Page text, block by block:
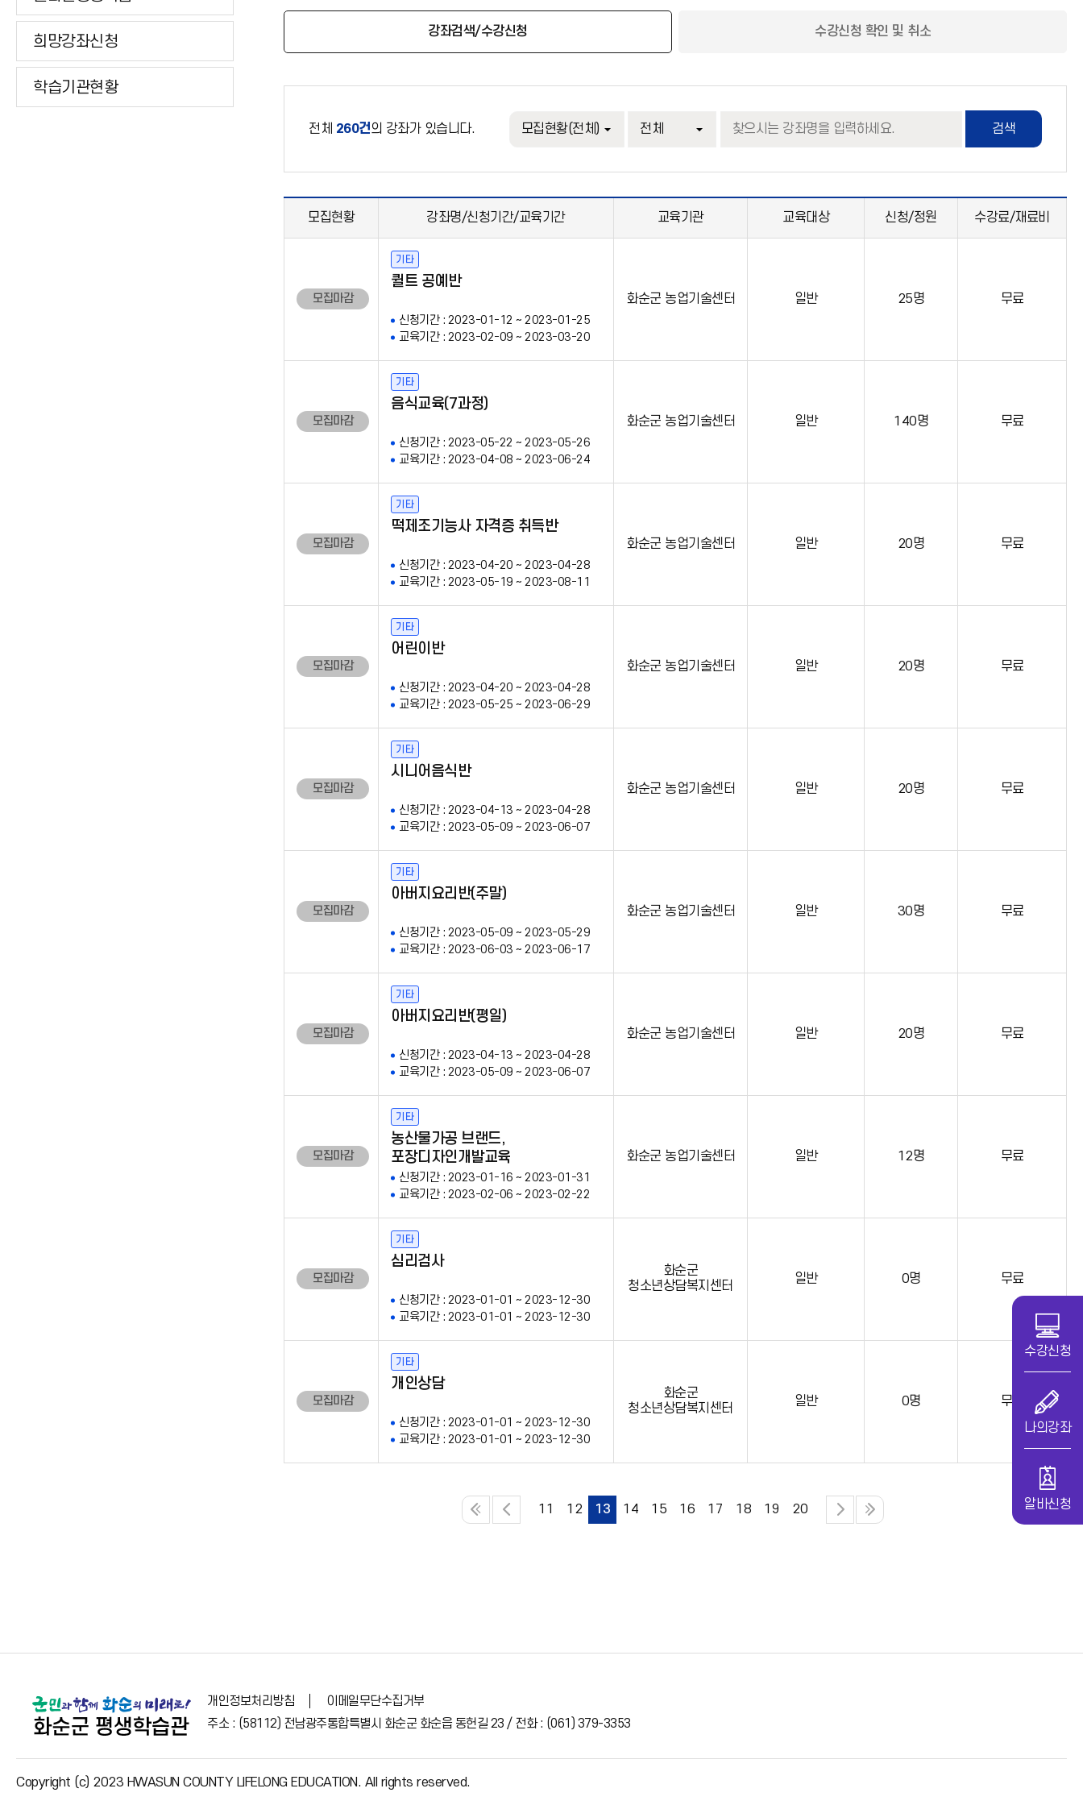
희망강좌신청
학습기관현황
강좌검색/수강신청 수강신청 확인 및 취소
전체 260건의 강좌가 있습니다. 검색
모집현황 강좌명/신청기간/교육기간 교육기관 교육대상 신청/정원 수강료/재료비
모집마감
기타
퀼트 공예반
신청기간 : 2023-01-12 ~ 2023-01-25
교육기간 : 2023-02-09 ~ 2023-03-20
화순군 농업기술센터 일반 25명 무료
모집마감
기타
음식교육(7과정)
신청기간 : 2023-05-22 ~ 2023-05-26
교육기간 : 2023-04-08 ~ 2023-06-24
화순군 농업기술센터 일반 140명 무료
모집마감
기타
떡제조기능사 자격증 취득반
신청기간 : 2023-04-20 ~ 2023-04-28
교육기간 : 2023-05-19 ~ 2023-08-11
화순군 농업기술센터 일반 20명 무료
모집마감
기타
어린이반
신청기간 : 2023-04-20 ~ 2023-04-28
교육기간 : 2023-05-25 ~ 2023-06-29
화순군 농업기술센터 일반 20명 무료
모집마감
기타
시니어음식반
신청기간 : 2023-04-13 ~ 2023-04-28
교육기간 : 2023-05-09 ~ 2023-06-07
화순군 농업기술센터 일반 20명 무료
모집마감
기타
아버지요리반(주말)
신청기간 : 2023-05-09 ~ 2023-05-29
교육기간 : 2023-06-03 ~ 2023-06-17
화순군 농업기술센터 일반 30명 무료
모집마감
기타
아버지요리반(평일)
신청기간 : 2023-04-13 ~ 2023-04-28
교육기간 : 2023-05-09 ~ 2023-06-07
화순군 농업기술센터 일반 20명 무료
모집마감
기타
농산물가공 브랜드,
포장디자인개발교육
신청기간 : 2023-01-16 ~ 2023-01-31
교육기간 : 2023-02-06 ~ 2023-02-22
화순군 농업기술센터 일반 12명 무료
모집마감
기타
심리검사
신청기간 : 2023-01-01 ~ 2023-12-30
교육기간 : 2023-01-01 ~ 2023-12-30
화순군
청소년상담복지센터
일반 0명 무료
모집마감
기타
개인상담
신청기간 : 2023-01-01 ~ 2023-12-30
교육기간 : 2023-01-01 ~ 2023-12-30
화순군
청소년상담복지센터
일반 0명 무료
11 12 13 14 15 16 17 18 19 20
개인정보처리방침
이메일무단수집거부
주소 : (58112) 전남광주통합특별시 화순군 화순읍 동헌길 23 / 전화 : (061) 379-3353
Copyright (c) 2023 HWASUN COUNTY LIFELONG EDUCATION. All rights reserved.
수강신청
나의강좌
알바신청